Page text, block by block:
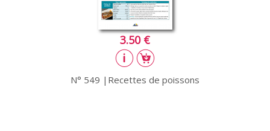
3.50 €
N° 549 |Recettes de poissons